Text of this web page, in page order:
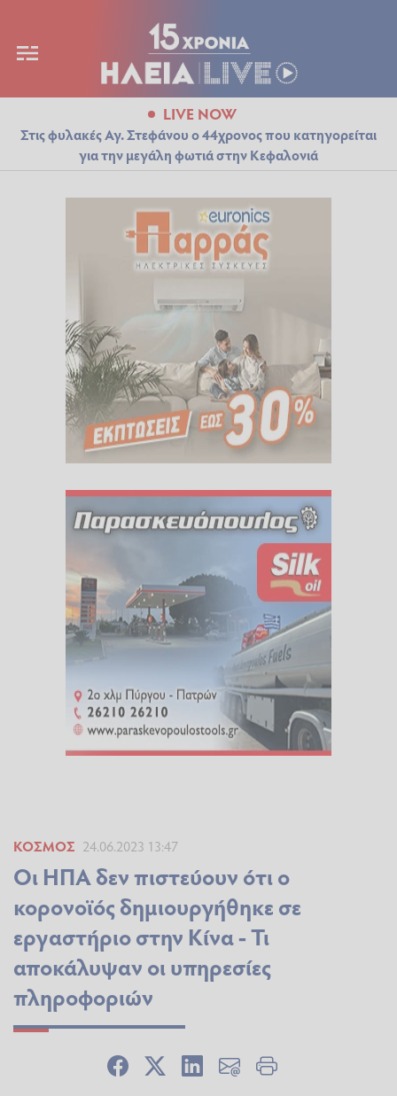
LIVE NOW
Στις φυλακές Αγ. Στεφάνου ο 44χρονος που κατηγορείται
για την μεγάλη φωτιά στην Κεφαλονιά
ΚΌΣΜΟΣ 24.06.2023 13:47
Οι ΗΠΑ δεν πιστεύουν ότι ο
κορονοϊός δημιουργήθηκε σε
εργαστήριο στην Κίνα - Τι
αποκάλυψαν οι υπηρεσίες
πληροφοριών